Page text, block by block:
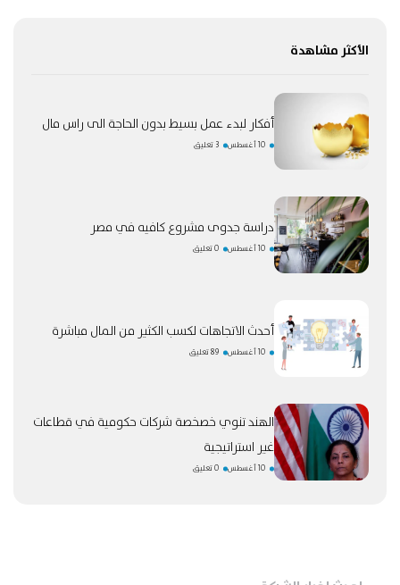
الأكثر مشاهدة
أفكار لبدء عمل بسيط بدون الحاجة الى راس مال
10 أغسطس 3 تعليق
دراسة جدوى مشروع كافيه في مصر
10 أغسطس 0 تعليق
أحدث الاتجاهات لكسب الكثير من المال مباشرة
10 أغسطس 89 تعليق
الهند تنوي خصخصة شركات حكومية في قطاعات
غير استراتيجية
10 أغسطس 0 تعليق